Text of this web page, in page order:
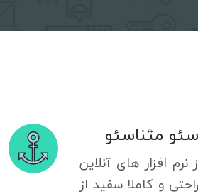
سئو مثناسئو
نرم افزار های آنلاین
و کاملا سفید از